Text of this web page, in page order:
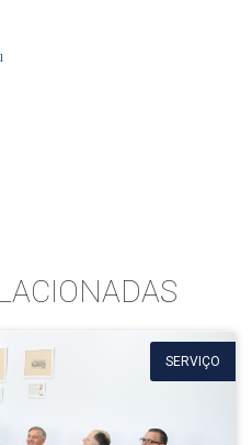
SERVIÇO